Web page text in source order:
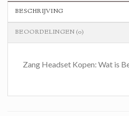
BESCHRIJVING
BEOORDELINGEN (0)
Zang Headset Kopen: Wat is